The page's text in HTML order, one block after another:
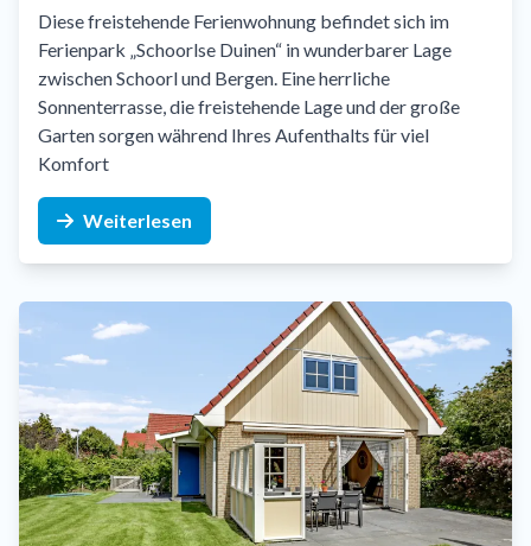
Diese freistehende Ferienwohnung befindet sich im
Ferienpark „Schoorlse Duinen“ in wunderbarer Lage
zwischen Schoorl und Bergen. Eine herrliche
Sonnenterrasse, die freistehende Lage und der große
Garten sorgen während Ihres Aufenthalts für viel
Komfort
Weiterlesen